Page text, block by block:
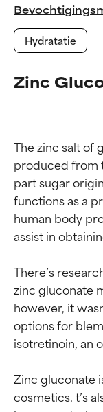
Hydratatie
Zinc
The zinc salt of
produced from
part sugar
functions as a
human body
assist in
There’s
zinc gluconate
however, it
options for
isotretinoin, an
Zinc gluconate
cosmetics. t’s